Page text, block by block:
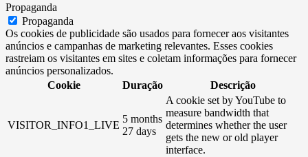
Propaganda
Propaganda
Os cookies de publicidade são usados ​​para fornecer aos visitantes
anúncios e campanhas de marketing relevantes. Esses cookies
rastreiam os visitantes em sites e coletam informações para fornecer
anúncios personalizados.
Cookie
Duração Descrição
VISITOR_INFO1_LIVE
5 months
27 days
A cookie set by YouTube to
measure bandwidth that
determines whether the user
gets the new or old player
interface.